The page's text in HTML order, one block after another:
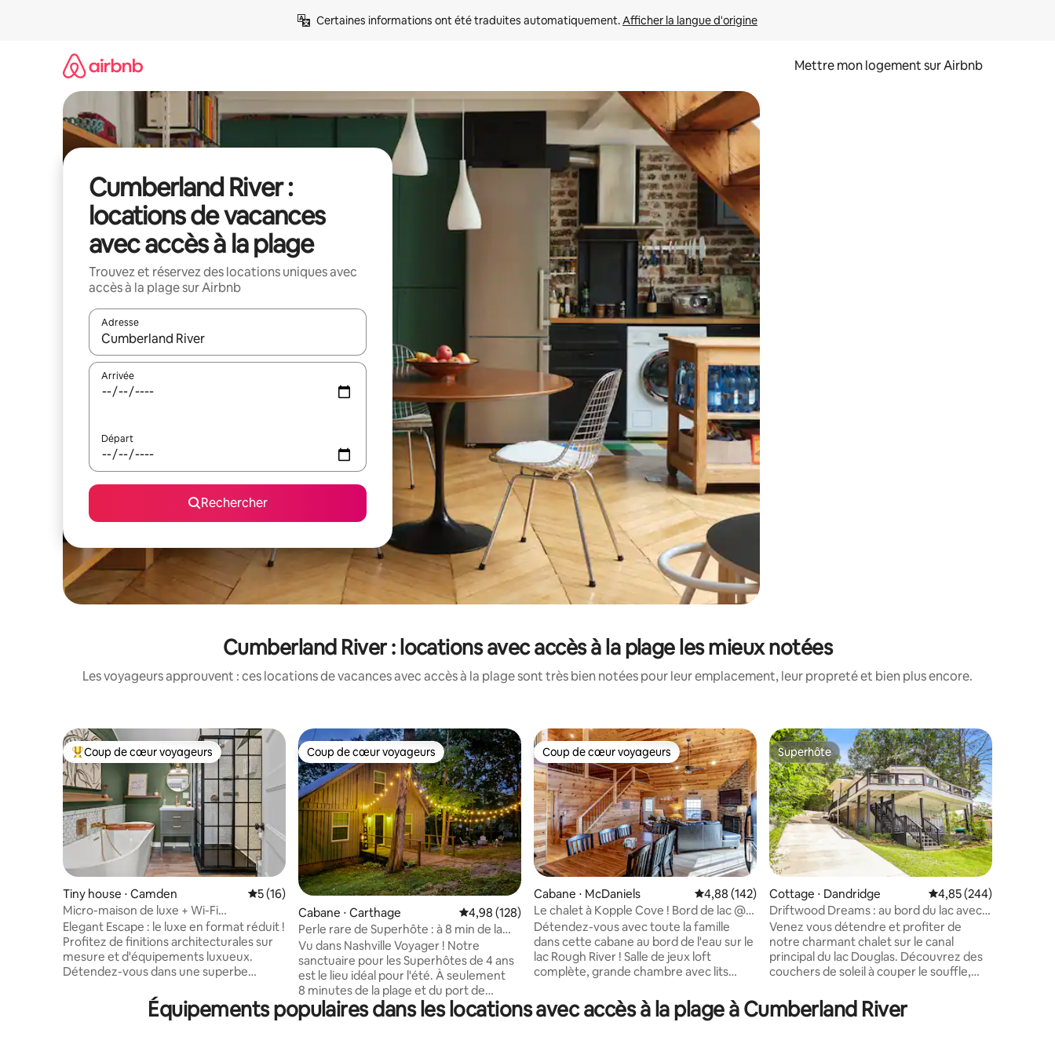
Certaines informations ont été traduites automatiquement. Afficher la langue d'origine
Mettre mon logement sur Airbnb
Cumberland River :
locations de vacances
avec accès à la plage
Trouvez et réservez des locations uniques avec
accès à la plage sur Airbnb
Adresse
Lorsque les résultats s'affichent, utilisez les flèches vers le haut et vers le bas pour les parcourir ou en appuyant et en faisant glisser.
Arrivée
Départ
Rechercher
Cumberland River : locations avec accès à la plage les mieux notées
Les voyageurs approuvent : ces locations de vacances avec accès à la plage sont très bien notées pour leur emplacement, leur propreté et bien plus encore.
Coups de cœur voyageurs les plus appréciés
Coup de cœur voyageurs
Tiny house ⋅ Camden Évaluation moyenne sur la base de 16 commentaires : 5 sur 5
5 (16)
Micro-maison de luxe + Wi-Fi
rapide + près de la rivière TN + baignoire
de jardin
Elegant Escape : le luxe en format réduit !
Profitez de finitions architecturales sur
mesure et d'équipements luxueux.
Détendez-vous dans une superbe
cuisine entièrement équipée ! Internet
haut débit, télévision connectée et
Coup de cœur voyageurs
Coup de cœur voyageurs
Cabane ⋅ Carthage Évaluation moyenne sur la base de 128 commentaires : 4,98 sur 5
4,98 (128)
Perle rare de Superhôte : à 8 min de la
plage, près de cascades
Vu dans Nashville Voyager ! Notre
sanctuaire pour les Superhôtes de 4 ans
est le lieu idéal pour l'été. À seulement
8 minutes de la plage et du port de
plaisance ! Pas besoin de faire vos
valises : notre « Adventure Wall »
Coup de cœur voyageurs
Coup de cœur voyageurs
Cabane ⋅ McDaniels Évaluation moyenne sur la base de 142 commentaires : 4,88 sur 5
4,88 (142)
Le chalet à Kopple Cove ! Bord de lac @
Rough River
Détendez-vous avec toute la famille
dans cette cabane au bord de l'eau sur le
lac Rough River ! Salle de jeux loft
complète, grande chambre avec lits
immense terrasse de 66 pieds et espace
de divertissement. Situé sur une
Superhôte
Superhôte
Cottage ⋅ Dandridge Évaluation moyenne
4,85 (244)
Driftwood Dreams : au bord du lac avec
vue sur la montagne
Venez vous détendre et profiter de
notre charmant chalet sur le canal
principal du lac Douglas. Découvrez des
couchers de soleil à couper le souffle,
plongées rafraîchissantes dans l'eau
fraîche. Notez que le niveau d'eau est le
Équipements populaires dans les locations avec accès à la plage à Cumberland River